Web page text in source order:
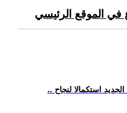
في الموقع الرئيسي
استكمالا لنجاح